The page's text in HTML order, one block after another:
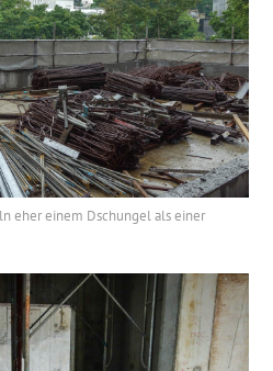
eher einem Dschungel als einer